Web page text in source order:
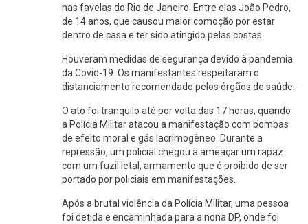
nas favelas do Rio de Janeiro. Entre elas João Pedro,
de 14 anos, que causou maior comoção por estar
dentro de casa e ter sido atingido pelas costas.
Houveram medidas de segurança devido à pandemia
da Covid-19. Os manifestantes respeitaram o
distanciamento recomendado pelos órgãos de saúde.
O ato foi tranquilo até por volta das 17 horas, quando
a Polícia Militar atacou a manifestação com bombas
de efeito moral e gás lacrimogêneo. Durante a
repressão, um policial chegou a ameaçar um rapaz
com um fuzil letal, armamento que é proibido de ser
portado por policiais em manifestações.
Após a brutal violência da Polícia Militar, uma pessoa
foi detida e encaminhada para a nona DP, onde foi